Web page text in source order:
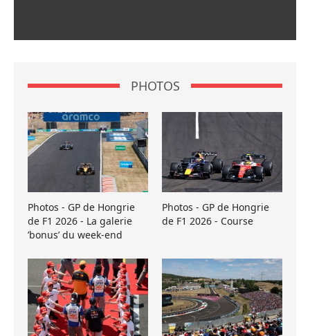
PHOTOS
Photos - GP de Hongrie
de F1 2026 - La galerie
’bonus’ du week-end
Photos - GP de Hongrie
de F1 2026 - Course